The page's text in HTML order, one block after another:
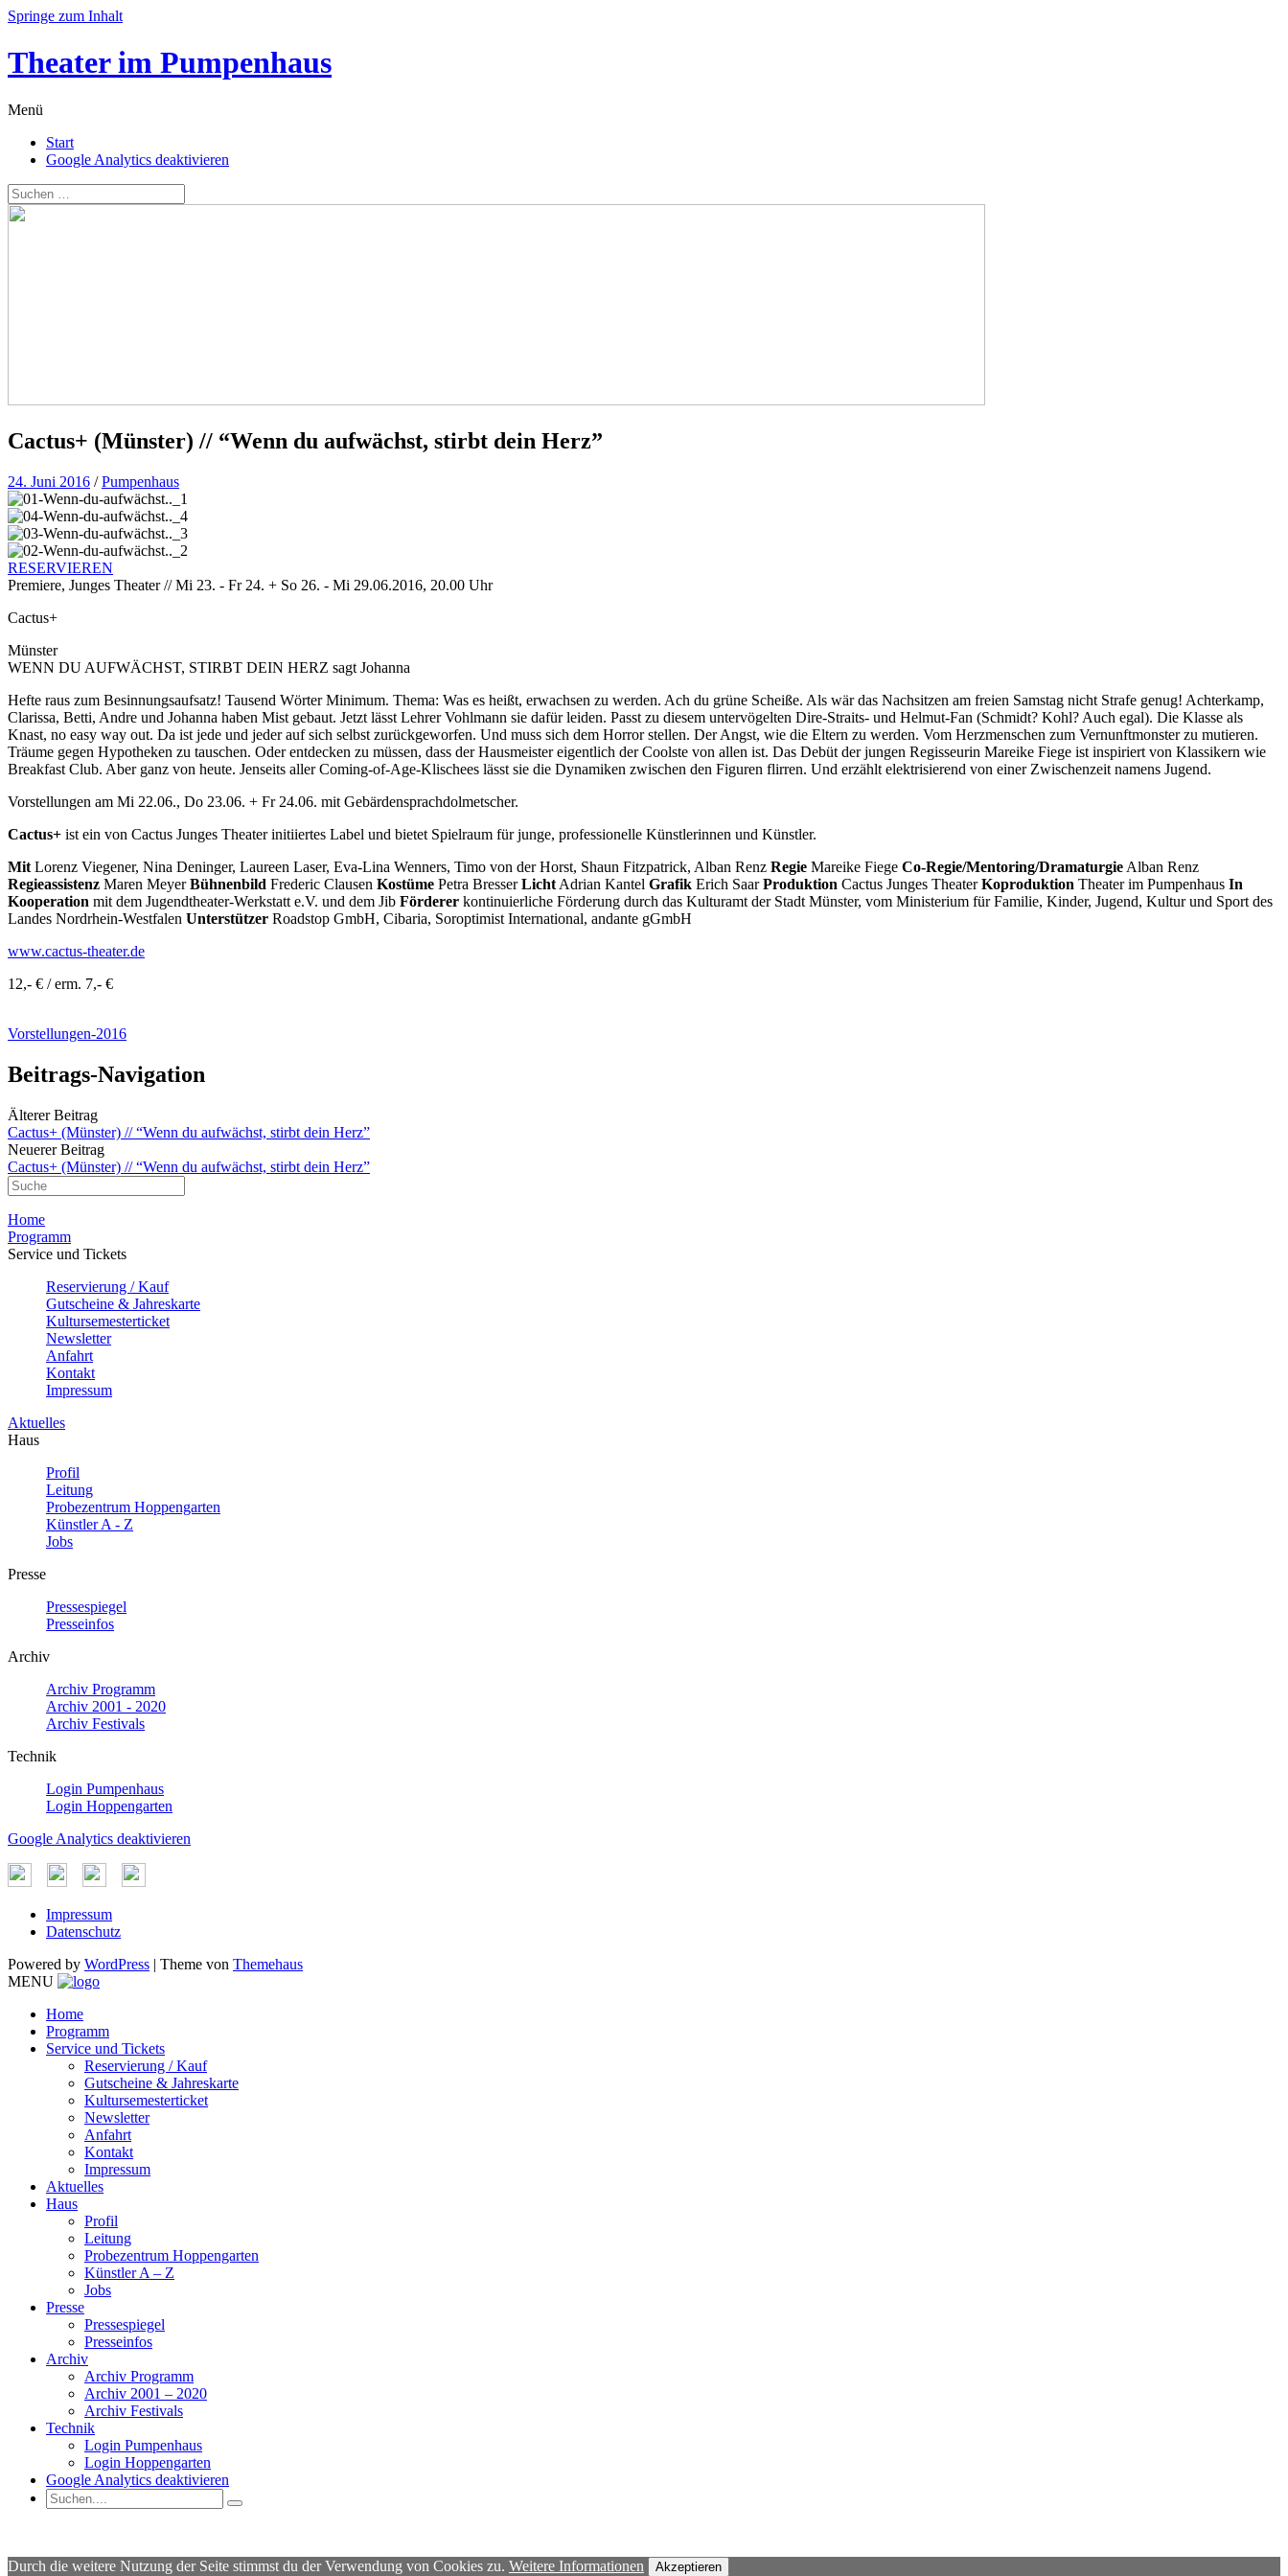
Springe zum Inhalt
Theater im Pumpenhaus
Menü
Start
Google Analytics deaktivieren
Cactus+ (Münster) // “Wenn du aufwächst, stirbt dein Herz”
24. Juni 2016 /Pumpenhaus
RESERVIEREN
Premiere, Junges Theater // Mi 23. - Fr 24. + So 26. - Mi 29.06.2016, 20.00 Uhr
Cactus+
Münster
WENN DU AUFWÄCHST, STIRBT DEIN HERZ sagt Johanna
Hefte raus zum Besinnungsaufsatz! Tausend Wörter Minimum. Thema: Was es heißt, erwachsen zu werden. Ach du grüne Scheiße. Als wär das Nachsitzen am freien Samstag nicht Strafe genug! Achterkamp,
Clarissa, Betti, Andre und Johanna haben Mist gebaut. Jetzt lässt Lehrer Vohlmann sie dafür leiden. Passt zu diesem untervögelten Dire-Straits- und Helmut-Fan (Schmidt? Kohl? Auch egal). Die Klasse als
Knast, no easy way out. Da ist jede und jeder auf sich selbst zurückgeworfen. Und muss sich dem Horror stellen. Der Angst, wie die Eltern zu werden. Vom Herzmenschen zum Vernunftmonster zu mutieren.
Träume gegen Hypotheken zu tauschen. Oder entdecken zu müssen, dass der Hausmeister eigentlich der Coolste von allen ist. Das Debüt der jungen Regisseurin Mareike Fiege ist inspiriert von Klassikern wie
Breakfast Club. Aber ganz von heute. Jenseits aller Coming-of-Age-Klischees lässt sie die Dynamiken zwischen den Figuren flirren. Und erzählt elektrisierend von einer Zwischenzeit namens Jugend.
Vorstellungen am Mi 22.06., Do 23.06. + Fr 24.06. mit Gebärdensprachdolmetscher.
Cactus+ ist ein von Cactus Junges Theater initiiertes Label und bietet Spielraum für junge, professionelle Künstlerinnen und Künstler.
Mit Lorenz Viegener, Nina Deninger, Laureen Laser, Eva-Lina Wenners, Timo von der Horst, Shaun Fitzpatrick, Alban Renz Regie Mareike Fiege Co-Regie/Mentoring/Dramaturgie Alban Renz
Regieassistenz Maren MeyerBühnenbild Frederic Clausen Kostüme Petra BresserLicht Adrian Kantel Grafik Erich SaarProduktion Cactus Junges TheaterKoproduktion Theater im Pumpenhaus In
Kooperation mit dem Jugendtheater-Werkstatt e.V. und dem Jib Förderer kontinuierliche Förderung durch das Kulturamt der Stadt Münster, vom Ministerium für Familie, Kinder, Jugend, Kultur und Sport des
Landes Nordrhein-Westfalen Unterstützer Roadstop GmbH, Cibaria, Soroptimist International, andante gGmbH
www.cactus-theater.de
12,- € / erm. 7,- €
Vorstellungen-2016
Beitrags-Navigation
Älterer Beitrag
Cactus+ (Münster) // “Wenn du aufwächst, stirbt dein Herz”
Neuerer Beitrag
Cactus+ (Münster) // “Wenn du aufwächst, stirbt dein Herz”
Home
Programm
Service und Tickets
Reservierung / Kauf
Gutscheine & Jahreskarte
Kultursemesterticket
Newsletter
Anfahrt
Kontakt
Impressum
Aktuelles
Haus
Profil
Leitung
Probezentrum Hoppengarten
Künstler A - Z
Jobs
Presse
Pressespiegel
Presseinfos
Archiv
Archiv Programm
Archiv 2001 - 2020
Archiv Festivals
Technik
Login Pumpenhaus
Login Hoppengarten
Google Analytics deaktivieren
Impressum
Datenschutz
Powered by WordPress | Theme von Themehaus
MENU
Home
Programm
Service und Tickets
Reservierung / Kauf
Gutscheine & Jahreskarte
Kultursemesterticket
Newsletter
Anfahrt
Kontakt
Impressum
Aktuelles
Haus
Profil
Leitung
Probezentrum Hoppengarten
Künstler A – Z
Jobs
Presse
Pressespiegel
Presseinfos
Archiv
Archiv Programm
Archiv 2001 – 2020
Archiv Festivals
Technik
Login Pumpenhaus
Login Hoppengarten
Google Analytics deaktivieren
Durch die weitere Nutzung der Seite stimmst du der Verwendung von Cookies zu. Weitere Informationen Akzeptieren